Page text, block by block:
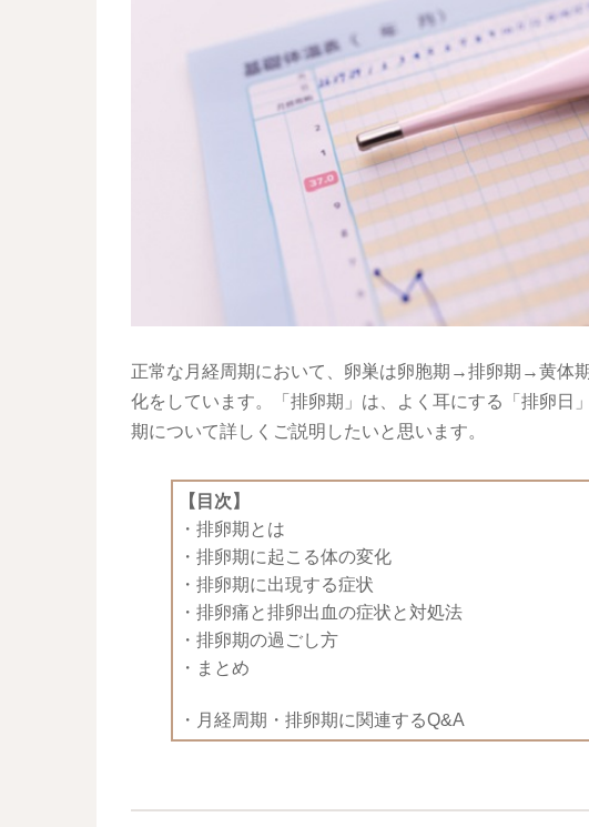
正常な月経周期において、卵巣は卵胞期→排卵期→黄
化をしています。「排卵期」は、よく耳にする「排卵日
期について詳しくご説明したいと思います。
【目次】
・ 排卵期とは
・ 排卵期に起こる体の変化
・ 排卵期に出現する症状
・ 排卵痛と排卵出血の症状と対処法
・ 排卵期の過ごし方
・ まとめ
・ 月経周期・排卵期に関連するQ&A